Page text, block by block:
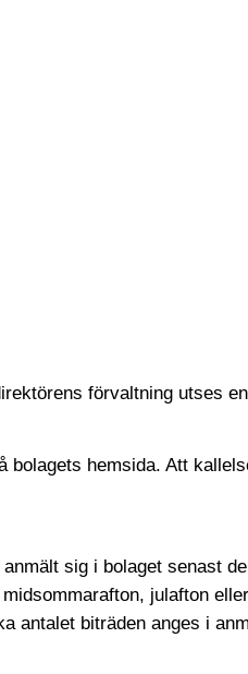
förvaltning utses
bolagets hemsida. Att
sig i bolaget senast
julafton
antalet biträden anges i